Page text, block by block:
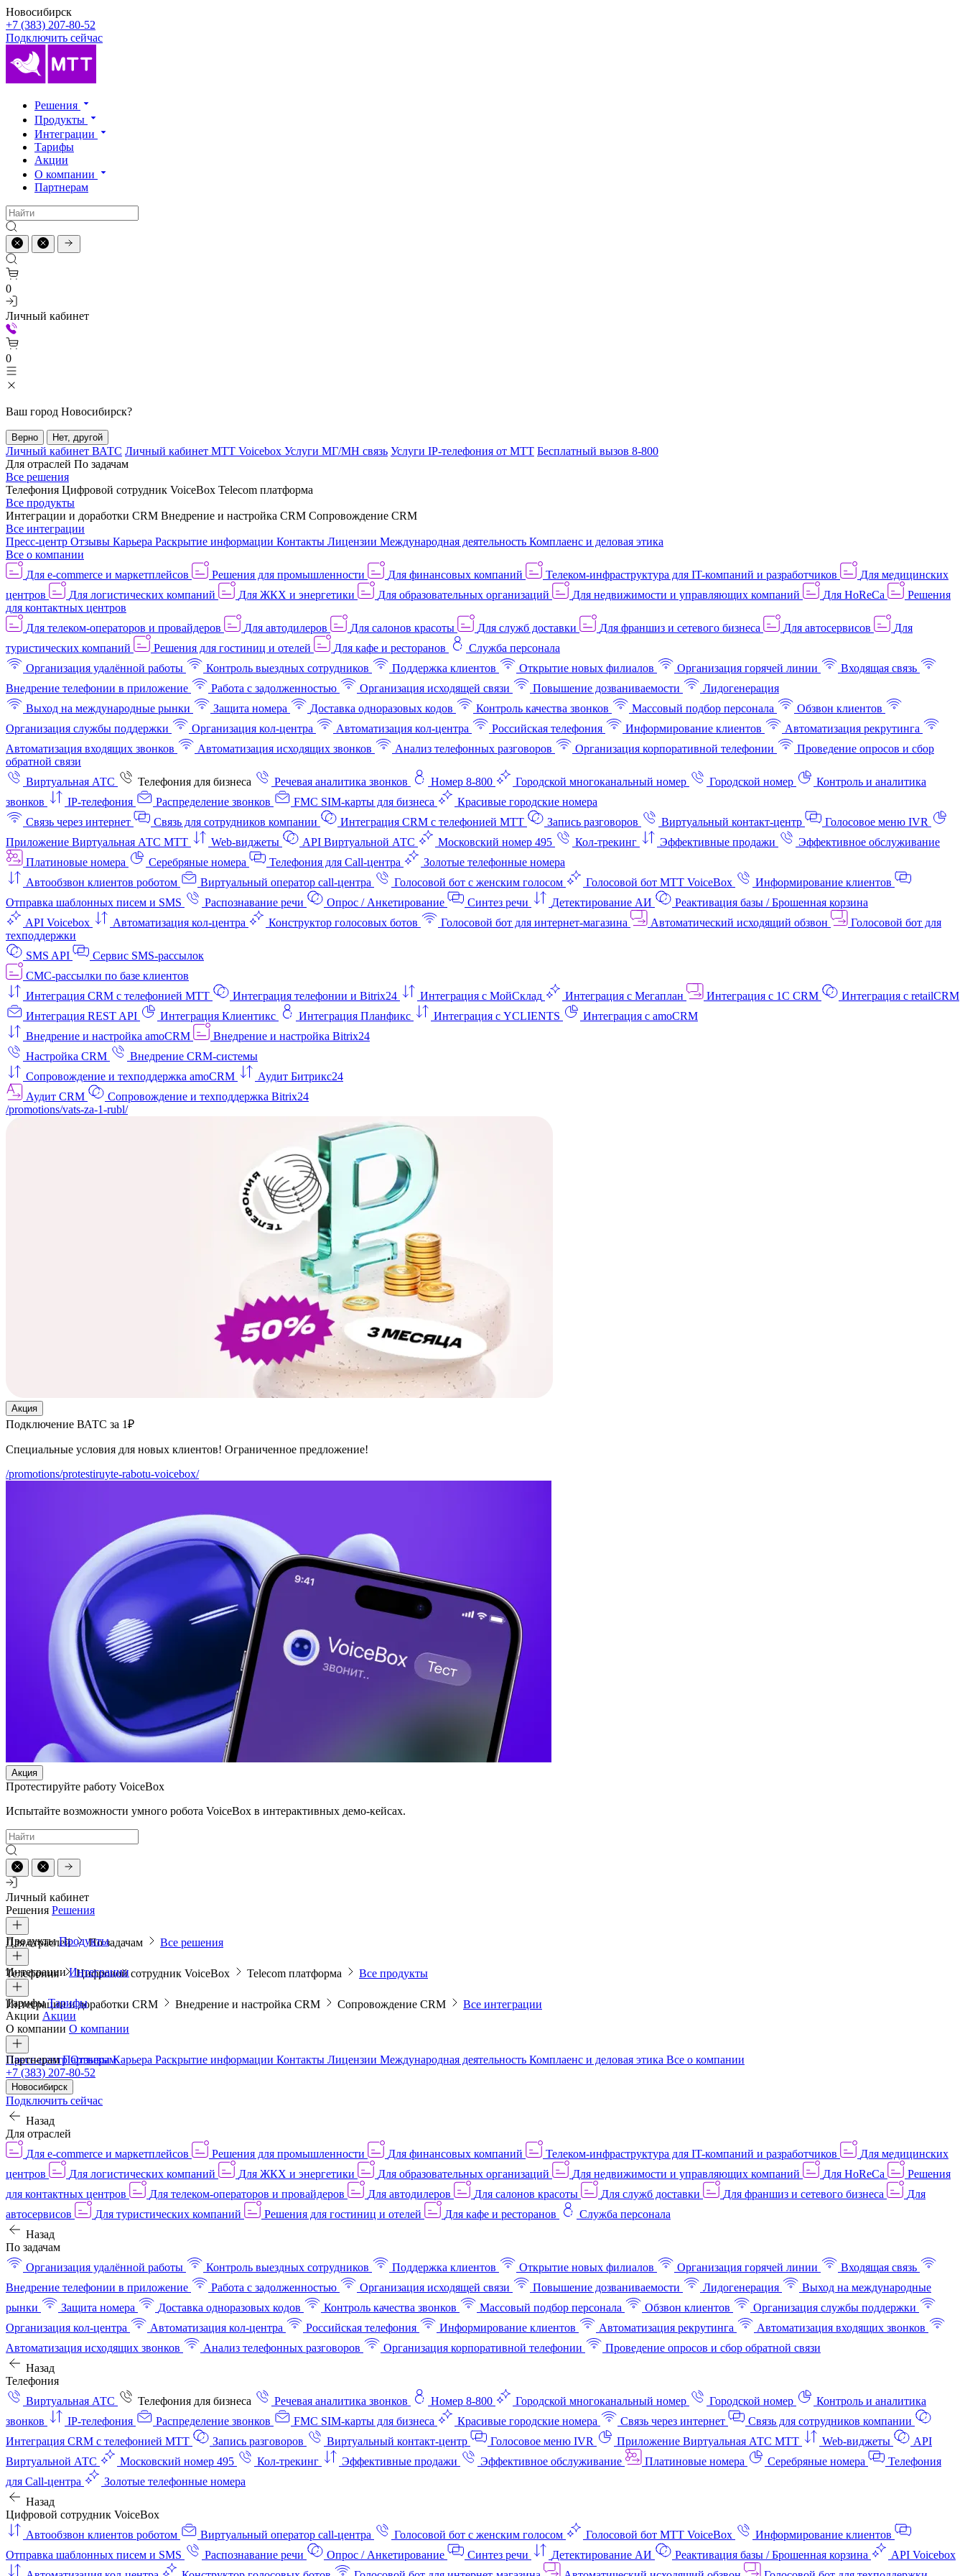
Новосибирск
+7 (383) 207-80-52
Подключить сейчас
Решения
Продукты
Интеграции
Тарифы
Акции
О компании
Партнерам
0
Личный кабинет
0
Ваш город Новосибирск?
Верно Нет, другой
Личный кабинет ВАТС Личный кабинет МТТ Voicebox Услуги МГ/МН связь Услуги IP-телефония от МТТ Бесплатный вызов 8-800
Для отраслей По задачам
Все решения
Телефония Цифровой сотрудник VoiceBox Telecom платформа
Все продукты
Интеграции и доработки CRM Внедрение и настройка CRM Сопровождение CRM
Все интеграции
Пресс-центр Отзывы Карьера Раскрытие информации Контакты Лицензии Международная деятельность Комплаенс и деловая этика
Все о компании
Для e-commerce и маркетплейсов
Решения для промышленности Для финансовых компаний Телеком-инфраструктура для IT-компаний и разработчиков
Для медицинских
центров
Для логистических компаний Для ЖКХ и энергетики Для образовательных организаций Для недвижимости и управляющих компаний Для HoReCa
Решения
для контактных центров
Для телеком-операторов и провайдеров
Для автодилеров Для салонов красоты Для служб доставки Для франшиз и сетевого бизнеса Для автосервисов
Для
туристических компаний
Решения для гостиниц и отелей Для кафе и ресторанов
Служба персонала
Организация удалённой работы
Контроль выездных сотрудников Поддержка клиентов Открытие новых филиалов Организация горячей линии
Входящая связь
Внедрение телефонии в приложение
Работа с задолженностью Организация исходящей связи Повышение дозваниваемости
Лидогенерация
Выход на международные рынки
Защита номера Доставка одноразовых кодов Контроль качества звонков Массовый подбор персонала
Обзвон клиентов
Организация службы поддержки
Организация кол-центра Автоматизация кол-центра Российская телефония Информирование клиентов
Автоматизация рекрутинга
Автоматизация входящих звонков
Автоматизация исходящих звонков Анализ телефонных разговоров Организация корпоративной телефонии
Проведение опросов и сбор
обратной связи
Виртуальная АТС
Телефония для бизнеса Речевая аналитика звонков Номер 8-800 Городской многоканальный номер Городской номер
Контроль и аналитика
звонков
IP-телефония Распределение звонков FMC SIM-карты для бизнеса
Красивые городские номера
Связь через интернет
Связь для сотрудников компании Интеграция CRM с телефонией МТТ Запись разговоров Виртуальный контакт‑центр
Голосовое меню IVR
Приложение Виртуальная АТС МТТ
Web-виджеты API Виртуальной АТС Московский номер 495 Кол-трекинг Эффективные продажи
Эффективное обслуживание
Платиновые номера
Серебряные номера Телефония для Call-центра
Золотые телефонные номера
Автообзвон клиентов роботом
Виртуальный оператор call-центра Голосовой бот с женским голосом Голосовой бот МТТ VoiceBox
Информирование клиентов
Отправка шаблонных писем и SMS
Распознавание речи Опрос / Анкетирование Синтез речи Детектирование АИ
Реактивация базы / Брошенная корзина
API Voicebox
Автоматизация кол‑центра Конструктор голосовых ботов Голосовой бот для интернет‑магазина Автоматический исходящий обзвон
Голосовой бот для
техподдержки
SMS API
Сервис SMS-рассылок
СМС-рассылки по базе клиентов
Интеграция CRM с телефонией МТТ
Интеграция телефонии и Bitrix24 Интеграция с МойСклад Интеграция с Мегаплан Интеграция с 1C CRM
Интеграция с retailCRM
Интеграция REST API
Интеграция Клиентикс Интеграция Планфикс Интеграция с YCLIENTS
Интеграция с amoCRM
Внедрение и настройка amoCRM
Внедрение и настройка Bitrix24
Настройка CRM
Внедрение CRM-системы
Сопровождение и техподдержка amoCRM
Аудит Битрикс24
Аудит CRM
Сопровождение и техподдержка Bitrix24
/promotions/vats-za-1-rubl/
Акция
Подключение ВАТС за 1₽
Специальные условия для новых клиентов! Ограниченное предложение!
/promotions/protestiruyte-rabotu-voicebox/
Акция
Протестируйте работу VoiceBox
Испытайте возможности умного робота VoiceBox в интерактивных демо-кейсах.
Личный кабинет
Решения Решения
Для отраслей По задачам Все решения
ПродуктыПродукты
Телефония Цифровой сотрудник VoiceBox Telecom платформа Все продукты
ИнтеграцииИнтеграции
Интеграции и доработки CRM Внедрение и настройка CRM Сопровождение CRM Все интеграции
ТарифыТарифы
Акции Акции
О компании О компании
Пресс-центрОтзывыКарьера Раскрытие информации Контакты Лицензии Международная деятельность Комплаенс и деловая этика Все о компании
ПартнерамПартнерам
+7 (383) 207-80-52
Новосибирск
Подключить сейчас
Назад
Для отраслей
Для e-commerce и маркетплейсов
Решения для промышленности Для финансовых компаний Телеком-инфраструктура для IT-компаний и разработчиков
Для медицинских
центров
Для логистических компаний Для ЖКХ и энергетики Для образовательных организаций Для недвижимости и управляющих компаний Для HoReCa
Решения
для контактных центров
Для телеком-операторов и провайдеров Для автодилеров Для салонов красоты Для служб доставки Для франшиз и сетевого бизнеса
Для
автосервисов
Для туристических компаний Решения для гостиниц и отелей Для кафе и ресторанов
Служба персонала
Назад
По задачам
Организация удалённой работы
Контроль выездных сотрудников Поддержка клиентов Открытие новых филиалов Организация горячей линии
Входящая связь
Внедрение телефонии в приложение
Работа с задолженностью Организация исходящей связи Повышение дозваниваемости Лидогенерация
Выход на международные
рынки
Защита номера Доставка одноразовых кодов Контроль качества звонков Массовый подбор персонала Обзвон клиентов
Организация службы поддержки
Организация кол-центра
Автоматизация кол-центра Российская телефония Информирование клиентов Автоматизация рекрутинга
Автоматизация входящих звонков
Автоматизация исходящих звонков
Анализ телефонных разговоров Организация корпоративной телефонии
Проведение опросов и сбор обратной связи
Назад
Телефония
Виртуальная АТС
Телефония для бизнеса Речевая аналитика звонков Номер 8-800 Городской многоканальный номер Городской номер
Контроль и аналитика
звонков
IP-телефония Распределение звонков FMC SIM-карты для бизнеса Красивые городские номера Связь через интернет
Связь для сотрудников компании
Интеграция CRM с телефонией МТТ
Запись разговоров Виртуальный контакт‑центр Голосовое меню IVR Приложение Виртуальная АТС МТТ Web-виджеты
API
Виртуальной АТС
Московский номер 495 Кол-трекинг Эффективные продажи Эффективное обслуживание Платиновые номера Серебряные номера
Телефония
для Call-центра
Золотые телефонные номера
Назад
Цифровой сотрудник VoiceBox
Автообзвон клиентов роботом
Виртуальный оператор call-центра Голосовой бот с женским голосом Голосовой бот МТТ VoiceBox
Информирование клиентов
Отправка шаблонных писем и SMS
Распознавание речи Опрос / Анкетирование Синтез речи Детектирование АИ Реактивация базы / Брошенная корзина
API Voicebox